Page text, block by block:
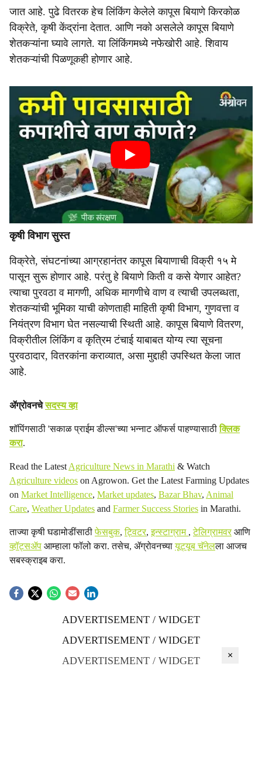
जात आहे. पुढे वितरक हेच लिंकिंग केलेले कापूस बियाणे किरकोळ
विक्रेते, कृषी केंद्रांना देतात. आणि नको असलेले कापूस बियाणे
शेतकऱ्यांना घ्यावे लागते. या लिंकिंगमध्ये नफेखोरी आहे. शिवाय
शेतकऱ्यांची पिळणूकही होणार आहे.
कृषी विभाग सुस्त
विक्रेते, संघटनांच्या आग्रहानंतर कापूस बियाणाची विक्री १५ मे
पासून सुरू होणार आहे. परंतु हे बियाणे किती व कसे येणार आहेत?
त्याचा पुरवठा व मागणी, अधिक मागणीचे वाण व त्याची उपलब्धता,
शेतकऱ्यांची भूमिका याची कोणताही माहिती कृषी विभाग, गुणवत्ता व
नियंत्रण विभाग घेत नसल्याची स्थिती आहे. कापूस बियाणे वितरण,
विक्रीतील लिंकिंग व कृत्रिम टंचाई याबाबत योग्य त्या सूचना
पुरवठादार, वितरकांना कराव्यात, असा मुद्दाही उपस्थित केला जात
आहे.
ॲग्रोवनचेसदस्य व्हा
शॉपिंगसाठी 'सकाळ प्राईम डील्स'च्या भन्नाट ऑफर्स पाहण्यासाठीक्लिक
करा.
Read the Latest Agriculture News in Marathi & Watch
Agriculture videos on Agrowon. Get the Latest Farming Updates
on Market Intelligence, Market updates, Bazar Bhav, Animal
Care, Weather Updates and Farmer Success Stories in Marathi.
ताज्या कृषी घडामोडींसाठीफेसबुक,ट्विटर,इन्स्टाग्राम ,टेलिग्रामवरआणि
व्हॉट्सॲप आम्हाला फॉलो करा. तसेच, ॲग्रोवनच्यायूट्यूब चॅनेलला आजच
सबस्क्राइब करा.
ADVERTISEMENT / WIDGET
ADVERTISEMENT / WIDGET
ADVERTISEMENT / WIDGET
×